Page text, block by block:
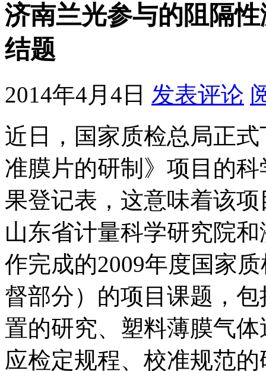
济南兰光参与的阻隔
结题
2014年4月4日 发表评论
近日，国家质检总局正
准膜片的研制》项目的
果登记表，这意味着该
山东省计量科学研究院
作完成的2009年度国家
督部分）的项目课题，
置的研究、塑料薄膜气
应检定规程、校准规范